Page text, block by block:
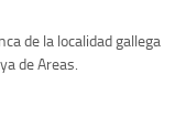
de la localidad gallega
de Areas.